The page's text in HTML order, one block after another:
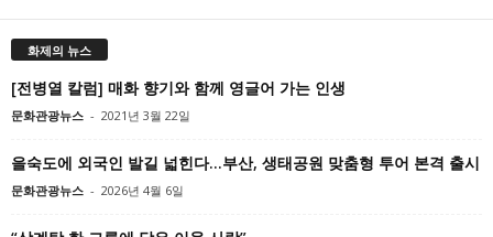
화제의 뉴스
[전병열 칼럼] 매화 향기와 함께 영글어 가는 인생
문화관광뉴스 - 2021년 3월 22일
을숙도에 외국인 발길 넓힌다…부산, 생태공원 맞춤형 투어 본격 출시
문화관광뉴스 - 2026년 4월 6일